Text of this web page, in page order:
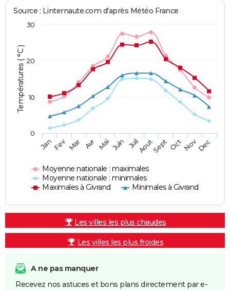
Températures ( °C )
Source : Linternaute.com d'après Météo France
Moyenne nationale : maximales
Moyenne nationale : minimales
Maximales à Givrand
Minimales à Givrand
JanFev Mar Avr Mai Juin JuilAoutSept OctNovDec
0
10
20
30
Les villes les plus chaudes
Les villes les plus froides
A ne pas manquer
Recevez nos astuces et bons plans directement par e-